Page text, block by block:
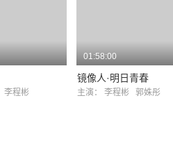
李程彬
01:58:00
镜像人·明日青春
主演： 李程彬 郭姝彤